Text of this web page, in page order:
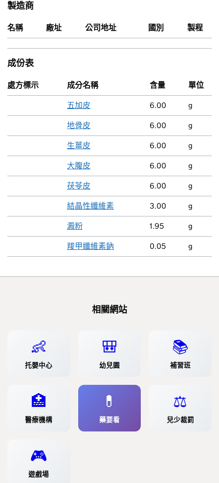
製造商
名稱 廠址 公司地址 國別 製程
成份表
處方標示 成分名稱 含量 單位
五加皮 6.00 g
地骨皮 6.00 g
生薑皮 6.00 g
大腹皮 6.00 g
茯苓皮 6.00 g
結晶性纖維素 3.00 g
澱粉 1.95 g
羧甲纖維素鈉 0.05 g
相關網站
👶
托嬰中心
🎒
幼兒園
📚
補習班
🏥
醫療機構
💊
藥要看
⚖️
兒少裁罰
🎮
遊戲場